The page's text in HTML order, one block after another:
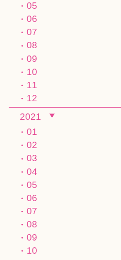
05
06
07
08
09
10
11
12
2021
01
02
03
04
05
06
07
08
09
10